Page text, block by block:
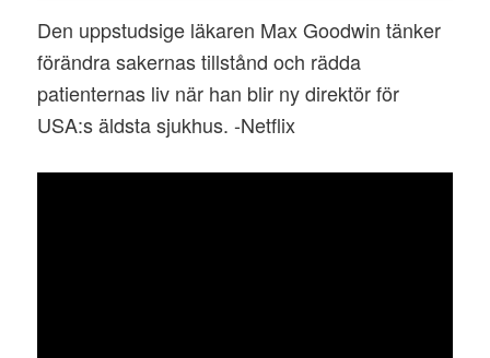
Den uppstudsige läkaren Max Goodwin tänker
förändra sakernas tillstånd och rädda
patienternas liv när han blir ny direktör för
USA:s äldsta sjukhus. -Netflix